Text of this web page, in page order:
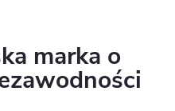
marka o